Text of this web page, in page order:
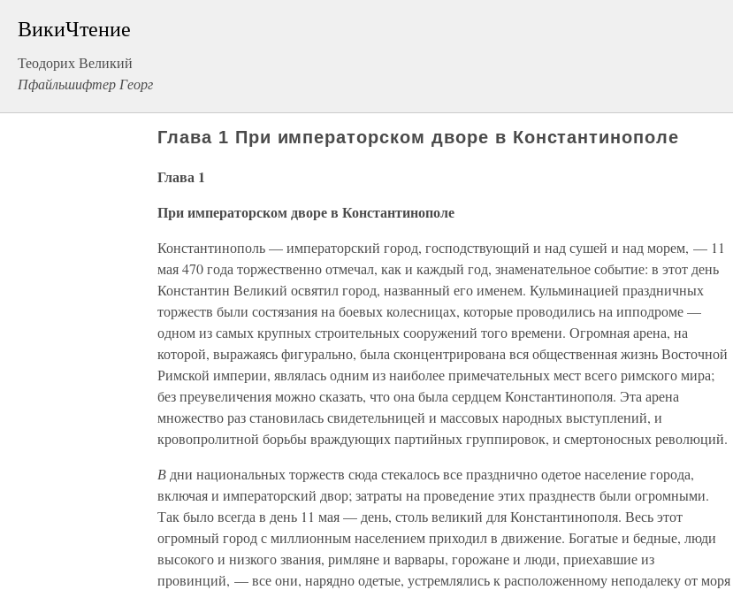
ВикиЧтение
Теодорих Великий
Пфайльшифтер Георг
Глава 1 Пpи императорском дворе в Константинополе
Глава 1
Пpи императорском дворе в Константинополе
Константинополь — императорский город, господствующий и над сушей и над морем, — 11
мая 470 года торжественно отмечал, как и каждый год, знаменательное событие: в этот день
Константин Великий освятил город, названный его именем. Кульминацией праздничных
торжеств были состязания на боевых колесницах, которые проводились на ипподроме —
одном из самых крупных строительных сооружений того времени. Огромная арена, на
которой, выражаясь фигурально, была сконцентрирована вся общественная жизнь Восточной
Римской империи, являлась одним из наиболее примечательных мест всего римского мира;
без преувеличения можно сказать, что она была сердцем Константинополя. Эта арена
множество раз становилась свидетельницей и массовых народных выступлений, и
кровопролитной борьбы враждующих партийных группировок, и смертоносных революций.
В дни национальных торжеств сюда стекалось все празднично одетое население города,
включая и императорский двор; затраты на проведение этих празднеств были огромными.
Так было всегда в день 11 мая — день, столь великий для Константинополя. Весь этот
огромный город с миллионным населением приходил в движение. Богатые и бедные, люди
высокого и низкого звания, римляне и варвары, горожане и люди, приехавшие из
провинций, — все они, нарядно одетые, устремлялись к расположенному неподалеку от моря